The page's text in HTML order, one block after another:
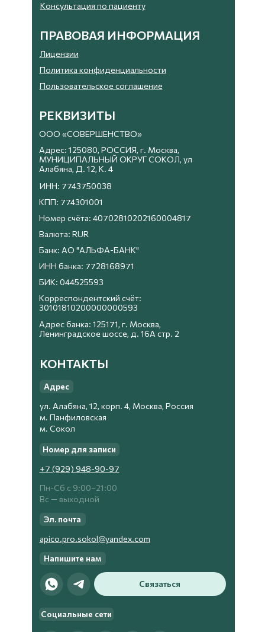
Консультация по пациенту
ИНН: 7743750038
Адрес: 125080, РОССИЯ, г. Москва,
МУНИЦИПАЛЬНЫЙ ОКРУГ СОКОЛ, ул
Алабяна, Д. 12, К. 4
ООО «СОВЕРШЕНСТВО»
Валюта: RUR
Номер счёта: 40702810202160004817
КПП: 774301001
Банк: АО "АЛЬФА-БАНК"
Корреспондентский счёт:
30101810200000000593
Адрес банка: 125171, г. Москва,
Ленинградское шоссе, д. 16А стр. 2
БИК: 044525593
ИНН банка: 7728168971
РЕКВИЗИТЫ
ПРАВОВАЯ ИНФОРМАЦИЯ
КОНТАКТЫ
Лицензии
Политика конфиденциальности
Пользовательское соглашение
ул. Алабяна, 12, корп. 4, Москва, Россия
м. Панфиловская
м. Сокол
+7 (929) 948-90-97
Пн-Сб с 9:00−21:00
Вс — выходной
Адрес
Номер для записи
Социальные сети
Эл. почта
apico.pro.sokol@yandex.com
Напишите нам
Связаться